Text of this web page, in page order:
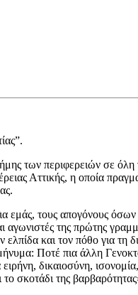
των περιφερειών σε
Αττικής, η οποία
εμάς, τους απογόνους
αγωνιστές της πρώτης
και τον πόθο για τη
Ποτέ πια άλλη
δικαιοσύνη,
το σκοτάδι της